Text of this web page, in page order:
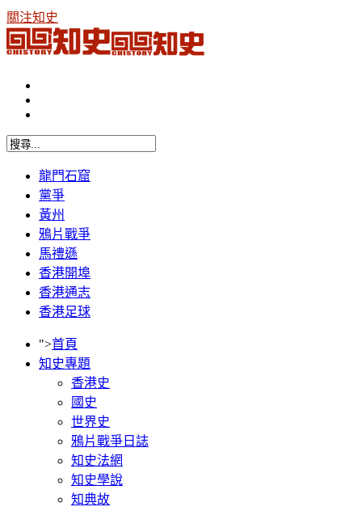
關注知史
龍門石窟
黨爭
黃州
鴉片戰爭
馬禮遜
香港開埠
香港通志
香港足球
">首頁
知史專題
香港史
國史
世界史
鴉片戰爭日誌
知史法網
知史學說
知典故